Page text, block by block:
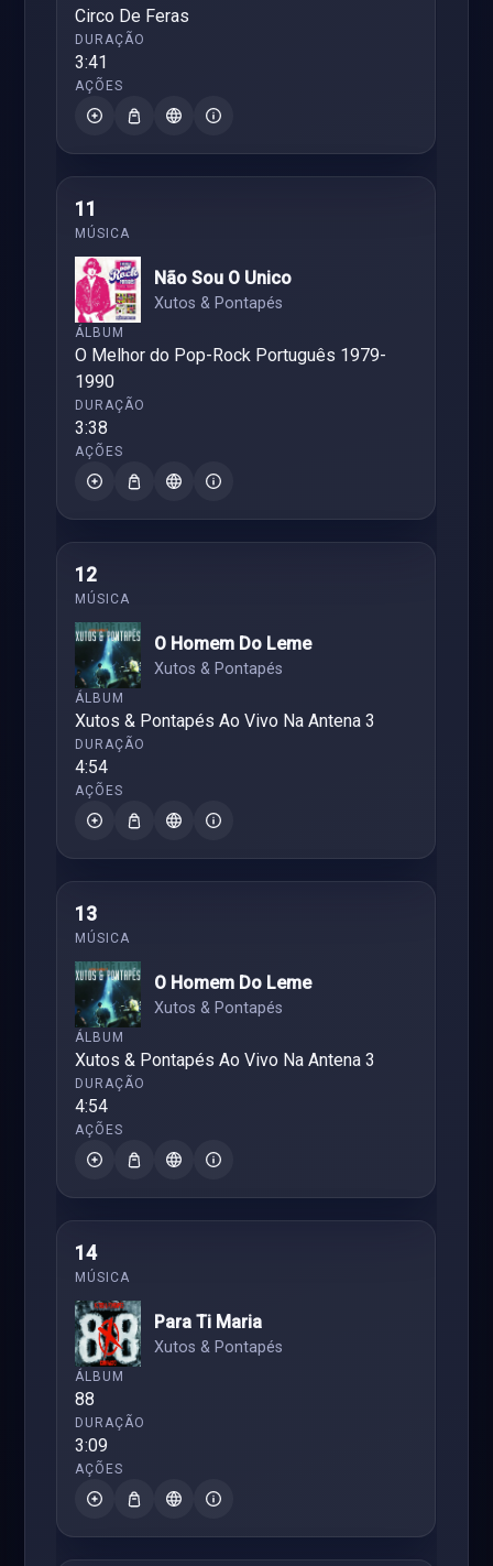
Circo De Feras
3:41
11
Não Sou O Unico
Xutos & Pontapés
O Melhor do Pop-Rock Português 1979-
1990
3:38
12
O Homem Do Leme
Xutos & Pontapés
Xutos & Pontapés Ao Vivo Na Antena 3
4:54
13
O Homem Do Leme
Xutos & Pontapés
Xutos & Pontapés Ao Vivo Na Antena 3
4:54
14
Para Ti Maria
Xutos & Pontapés
88
3:09